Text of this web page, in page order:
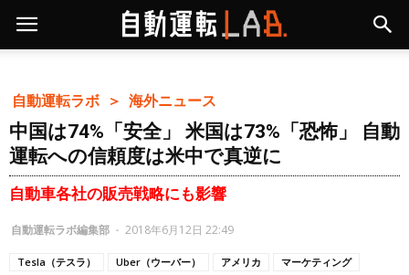
自動運転ラボ ＞ 海外ニュース
中国は74%「安全」 米国は73%「恐怖」 自動
運転への信頼度は米中で真逆に
自動車各社の販売戦略にも影響
自動運転ラボ編集部 - 2018年6月12日 22:49
Tesla（テスラ） Uber（ウーバー） アメリカ
マーケティング